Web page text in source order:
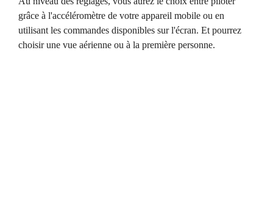
grâce à l'accéléromètre de votre appareil mobile ou en
utilisant les commandes disponibles sur l'écran. Et pourrez
choisir une vue aérienne ou à la première personne.